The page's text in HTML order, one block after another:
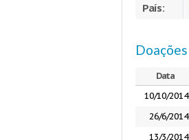
País:
Doações
Data
10/10/2014
26/6/2014
13/3/2014